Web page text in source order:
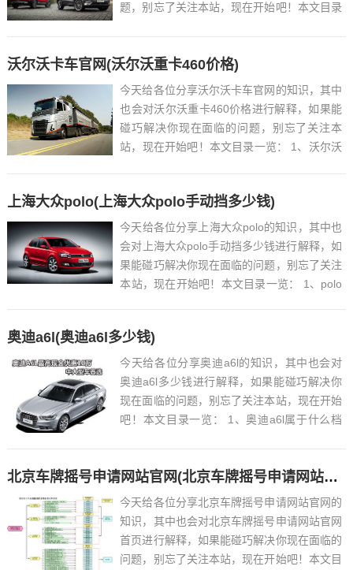
题，别忘了关注本站，现在开始吧！本文目录
沃尔沃卡车官网(沃尔沃重卡460价格)
今天给各位分享沃尔沃卡车官网的知识，其中
也会对沃尔沃重卡460价格进行解释，如果能
碰巧解决你现在面临的问题，别忘了关注本
站，现在开始吧！本文目录一览： 1、沃尔沃
上海大众polo(上海大众polo手动挡多少钱)
今天给各位分享上海大众polo的知识，其中也
会对上海大众polo手动挡多少钱进行解释，如
果能碰巧解决你现在面临的问题，别忘了关注
本站，现在开始吧！本文目录一览： 1、polo
奥迪a6l(奥迪a6l多少钱)
今天给各位分享奥迪a6l的知识，其中也会对
奥迪a6l多少钱进行解释，如果能碰巧解决你
现在面临的问题，别忘了关注本站，现在开始
吧！本文目录一览： 1、奥迪a6l属于什么档
北京车牌摇号申请网站官网(北京车牌摇号申请网站官网首页)
今天给各位分享北京车牌摇号申请网站官网的
知识，其中也会对北京车牌摇号申请网站官网
首页进行解释，如果能碰巧解决你现在面临的
问题，别忘了关注本站，现在开始吧！本文目